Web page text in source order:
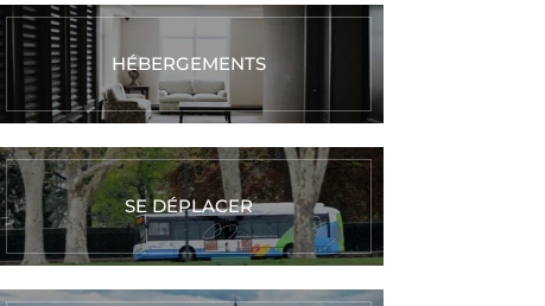
Réalisez vos
couteaux au
grâce à la
de
de
matière
Réserver
Maintenant
Réalisez votre
bague en
argent texturé
Réserver
Maintenant
HÉBERGEMENTS
SE DÉPLACER